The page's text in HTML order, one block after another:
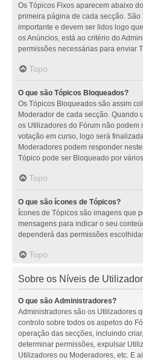
Os Tópicos Fixos aparecem abaixo
primeira página de cada secção. São
importante e devem ser lidos logo
os Anúncios, está ao critério do
permissões necessárias para enviar
Topo
O que são Tópicos Bloqueados?
Os Tópicos Bloqueados são assim
Moderador de cada secção. Quando
os Utilizadores do Fórum não
votação em curso, logo será
Moderadores podem responder
Tópico pode ser Bloqueado por
Topo
O que são ícones de Tópicos?
Ícones de Tópicos são imagens que
mensagens para indicar o seu
dependerá das permissões
Topo
Sobre os Níveis de
O que são Administradores?
Administradores são os Utilizadores
controlo sobre todos os aspetos do
operação das secções, incluindo
determinar permissões, expulsar
Utilizadores ou Moderadores, etc. E